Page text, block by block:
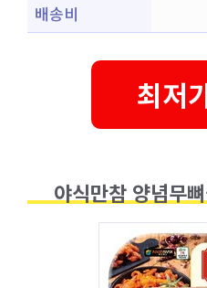
배송비
최저
야식만참 양념무